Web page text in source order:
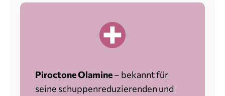
Piroctone Olamine– bekannt für
seine schuppenreduzierenden und